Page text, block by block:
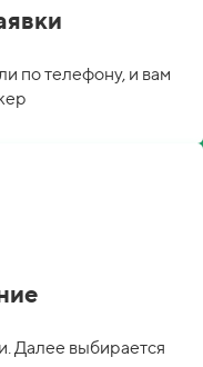
по телефону, и вам
Далее выбирается